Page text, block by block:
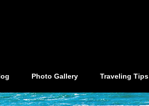
Photo Gallery Traveling Tips